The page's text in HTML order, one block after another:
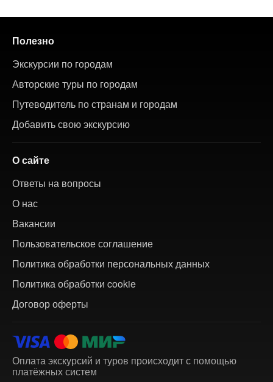
Полезно
Экскурсии по городам
Авторские туры по городам
Путеводитель по странам и городам
Добавить свою экскурсию
О сайте
Ответы на вопросы
О нас
Вакансии
Пользовательское соглашение
Политика обработки персональных данных
Политика обработки cookie
Договор оферты
Оплата экскурсий и туров происходит с помощью
платёжных систем